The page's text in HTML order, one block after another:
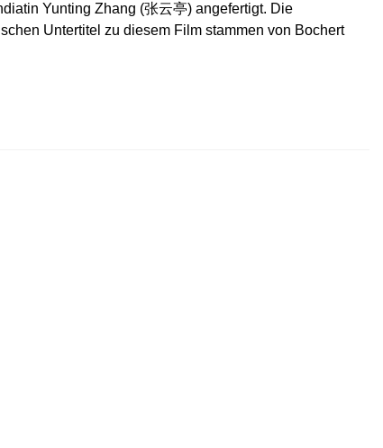
Yunting Zhang (张云亭) angefertigt. Die
Untertitel zu diesem Film stammen von Bochert